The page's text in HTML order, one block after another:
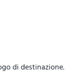
di destinazione.